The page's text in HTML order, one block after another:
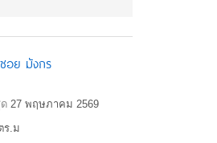
อย มังกร
27 พฤษภาคม 2569
ร.ม